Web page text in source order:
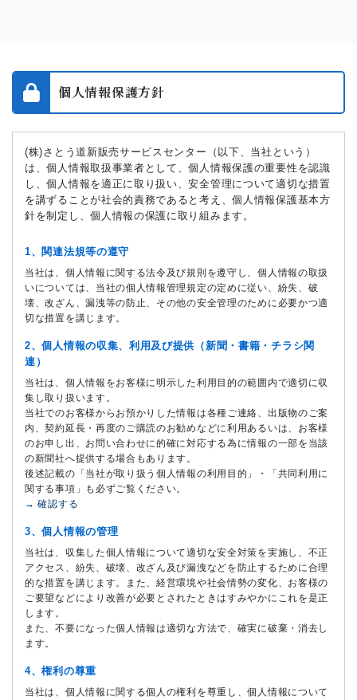
個人情報保護方針
(株)さとう道新販売サービスセンター（以下、当社という）
は、個人情報取扱事業者として、個人情報保護の重要性を認識
し、個人情報を適正に取り扱い、安全管理について適切な措置
を講ずることが社会的責務であると考え、個人情報保護基本方
針を制定し、個人情報の保護に取り組みます。
1、関連法規等の遵守
当社は、個人情報に関する法令及び規則を遵守し、個人情報の取扱
いについては、当社の個人情報管理規定の定めに従い、紛失、破
壊、改ざん、漏洩等の防止、その他の安全管理のために必要かつ適
切な措置を講じます。
2、個人情報の収集、利用及び提供（新聞・書籍・チラシ関
連）
当社は、個人情報をお客様に明示した利用目的の範囲内で適切に収
集し取り扱います。
当社でのお客様からお預かりした情報は各種ご連絡、出版物のご案
内、契約延長・再度のご購読のお勧めなどに利用あるいは、お客様
のお申し出、お問い合わせに的確に対応する為に情報の一部を当該
の新聞社へ提供する場合もあります。
後述記載の「当社が取り扱う個人情報の利用目的」・「共同利用に
関する事項」も必ずご覧ください。
→ 確認する
3、個人情報の管理
当社は、収集した個人情報について適切な安全対策を実施し、不正
アクセス、紛失、破壊、改ざん及び漏洩などを防止するために合理
的な措置を講じます。また、経営環境や社会情勢の変化、お客様の
ご要望などにより改善が必要とされたときはすみやかにこれを是正
します。
また、不要になった個人情報は適切な方法で、確実に破棄・消去し
ます。
4、権利の尊重
当社は、個人情報に関する個人の権利を尊重し、個人情報について